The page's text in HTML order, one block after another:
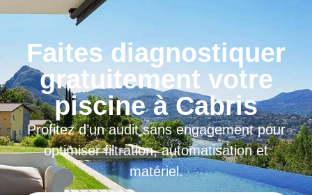
Faites diagnostiquer
gratuitement votre
piscine à Cabris
Profitez d’un audit sans engagement pour
optimiser filtration, automatisation et
matériel.